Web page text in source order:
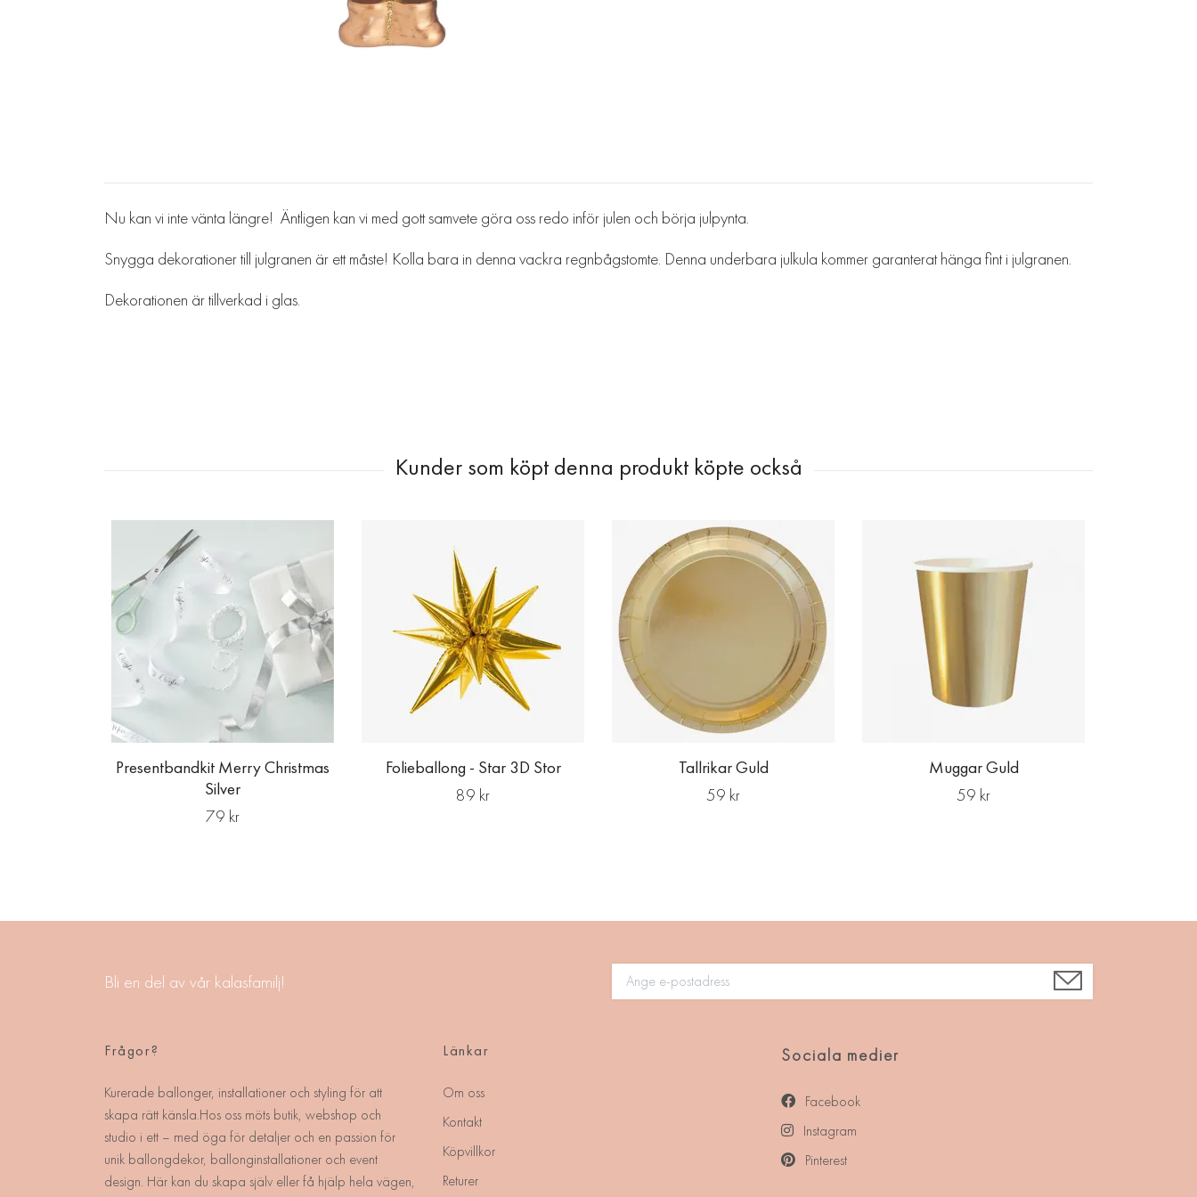
Nu kan vi inte vänta längre! Äntligen kan vi med gott samvete göra oss redo inför julen och börja julpynta.
Snygga dekorationer till julgranen är ett måste! Kolla bara in denna vackra regnbågstomte. Denna underbara julkula kommer garanterat hänga fint i julgranen.
Dekorationen är tillverkad i glas.
Presentbandkit Merry Christmas
Silver
79 kr
Folieballong - Star 3D Stor
89 kr
Tallrikar Guld
59 kr
Muggar Guld
59 kr
Bli en del av vår kalasfamilj!
Frågor?
Kurerade ballonger, installationer och styling för att
skapa rätt känsla.Hos oss möts butik, webshop och
studio i ett – med öga för detaljer och en passion för
unik ballongdekor, ballonginstallationer och event
design. Här kan du skapa själv eller få hjälp hela vägen,
Länkar
Om oss
Kontakt
Köpvillkor
Returer
Sociala medier
Facebook
Instagram
Pinterest